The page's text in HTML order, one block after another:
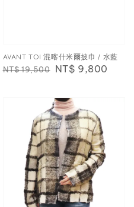
AVANT TOI 混喀什米爾披巾 / 水藍
Regular
NT$ 19,500 Sale
NT$ 9,800